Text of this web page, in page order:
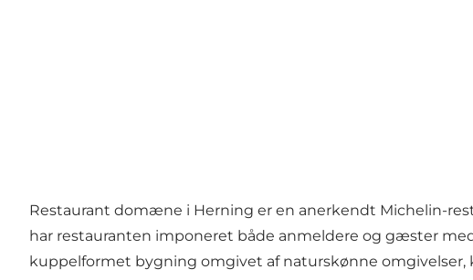
Restaurant domæne i Herning er en anerkendt Michelin-
har restauranten imponeret både anmeldere og gæster
kuppelformet bygning omgivet af naturskønne